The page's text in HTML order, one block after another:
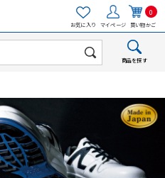
お気に入り マイページ
0
買い物かご
商品を探す